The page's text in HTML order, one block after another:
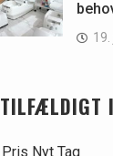
TILFÆLDIGT
Pris Nyt Tag